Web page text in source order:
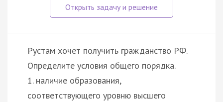
Рустам хочет получить гражданство РФ.
Определите условия общего порядка.
1. наличие образования,
соответствующего уровню высшего